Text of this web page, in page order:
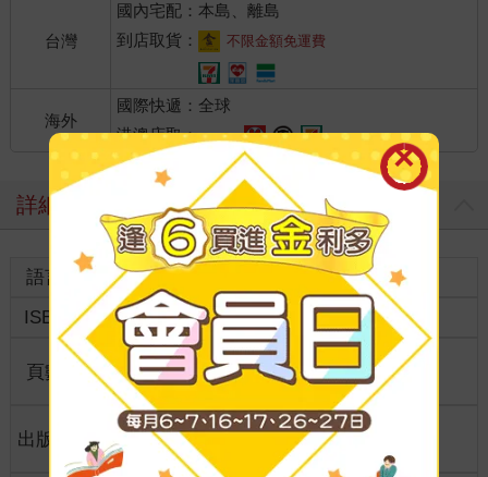
台灣
國內宅配：本島、離島
到店取貨：
不限金額免運費
海外
國際快遞：全球
港澳店取：
詳細資料
語言 中文繁體
紙本平裝
ISBN
9786264496131 分級 普通級
頁數 146
商品規
格
32開13*19cm
出版地 台灣
適讀年
全齡適讀